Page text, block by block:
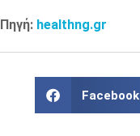
Πηγή: healthng.gr
Facebook